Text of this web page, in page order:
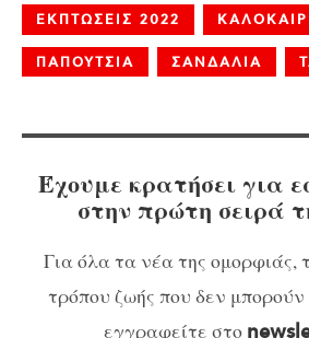
ΕΚΠΤΩΣΕΙΣ 2022
ΠΑΠΟΥΤΣΙΑ ΣΑΝΔΑΛΙΑ
Έχουμε κρατήσει για
στην πρώτη σειρά
Για όλα τα νέα της ομορφιάς,
τρόπου ζωής που δεν
εγγραφείτε στο